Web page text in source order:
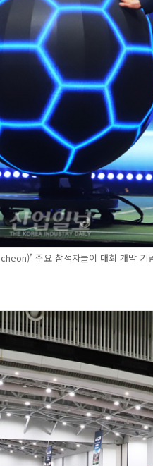
주요 참석자들이 대회 개막 기